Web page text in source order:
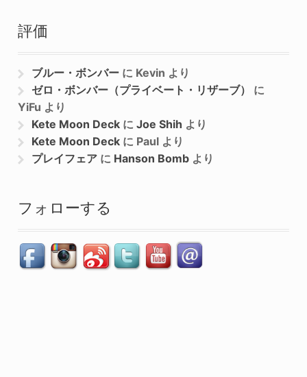
評価
ブルー・ボンバー に Kevin より
ゼロ・ボンバー（プライベート・リザーブ）
に
YiFu より
Kete Moon Deck にJoe Shih より
Kete Moon Deck に Paul より
プレイフェア に Hanson Bomb より
フォローする